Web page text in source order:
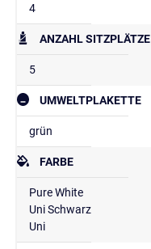
4
ANZAHL SITZPLÄTZE
5
UMWELTPLAKETTE
grün
FARBE
Pure White
Uni Schwarz
Uni